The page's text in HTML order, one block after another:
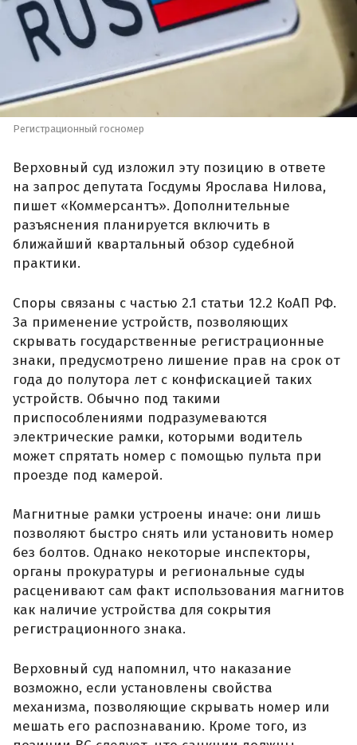
Регистрационный госномер
Верховный суд изложил эту позицию в ответе
на запрос депутата Госдумы Ярослава Нилова,
пишет «Коммерсантъ». Дополнительные
разъяснения планируется включить в
ближайший квартальный обзор судебной
практики.
Споры связаны с частью 2.1 статьи 12.2 КоАП РФ.
За применение устройств, позволяющих
скрывать государственные регистрационные
знаки, предусмотрено лишение прав на срок от
года до полутора лет с конфискацией таких
устройств. Обычно под такими
приспособлениями подразумеваются
электрические рамки, которыми водитель
может спрятать номер с помощью пульта при
проезде под камерой.
Магнитные рамки устроены иначе: они лишь
позволяют быстро снять или установить номер
без болтов. Однако некоторые инспекторы,
органы прокуратуры и региональные суды
расценивают сам факт использования магнитов
как наличие устройства для сокрытия
регистрационного знака.
Верховный суд напомнил, что наказание
возможно, если установлены свойства
механизма, позволяющие скрывать номер или
мешать его распознаванию. Кроме того, из